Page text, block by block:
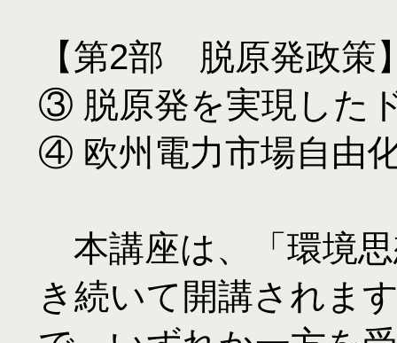
【第2部　脱原発政
③ 脱原発を実現した
④ 欧州電力市場自由
本講座は、「環境
き続いて開講されま